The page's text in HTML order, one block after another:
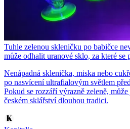
Tuhle zelenou skleničku po babičce
může odhalit uranové sklo, za které se
Nenápadná sklenička, miska nebo
po nasvícení ultrafialovým světlem
Pokud se rozzáří výrazně zeleně,
českém sklářství dlouhou tradici.